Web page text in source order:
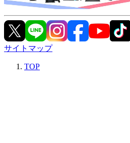
サイトマップ
TOP